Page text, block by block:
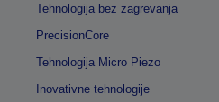
Tehnologija bez zagrevanja
PrecisionCore
Tehnologija Micro Piezo
Inovativne tehnologije